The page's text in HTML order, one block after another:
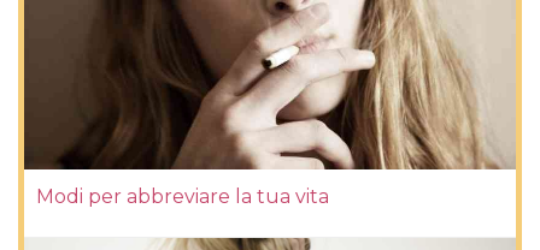
Modi per abbreviare la tua vita